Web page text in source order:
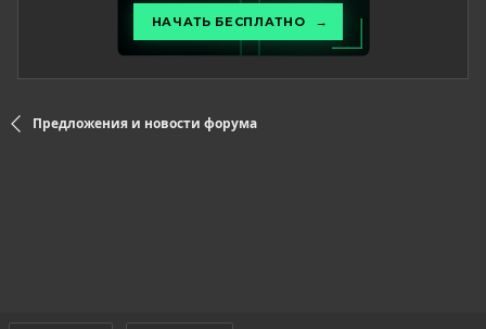
Предложения и новости форума